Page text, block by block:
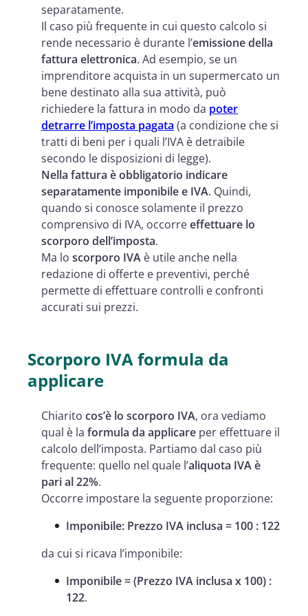
separatamente.
Il caso più frequente in cui questo calcolo si
rende necessario è durante l’emissione della
fattura elettronica. Ad esempio, se un
imprenditore acquista in un supermercato un
bene destinato alla sua attività, può
richiedere la fattura in modo da poter
detrarre l’imposta pagata (a condizione che si
tratti di beni per i quali l’IVA è detraibile
secondo le disposizioni di legge).
Nella fattura è obbligatorio indicare
separatamente imponibile e IVA. Quindi,
quando si conosce solamente il prezzo
comprensivo di IVA, occorreeffettuare lo
scorporo dell’imposta.
Ma lo scorporo IVA è utile anche nella
redazione di offerte e preventivi, perché
permette di effettuare controlli e confronti
accurati sui prezzi.
Scorporo IVA formula da
applicare
Chiarito cos’è lo scorporo IVA, ora vediamo
qual è la formula da applicare per effettuare il
calcolo dell’imposta. Partiamo dal caso più
frequente: quello nel quale l’aliquota IVA è
pari al 22%.
Occorre impostare la seguente proporzione:
Imponibile: Prezzo IVA inclusa = 100 : 122
da cui si ricava l’imponibile:
Imponibile = (Prezzo IVA inclusa x 100) :
122.